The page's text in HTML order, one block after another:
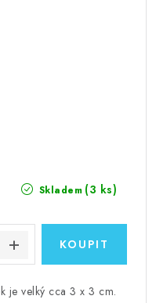
Skladem (3 ks)
je velký cca 3 x 3 cm.